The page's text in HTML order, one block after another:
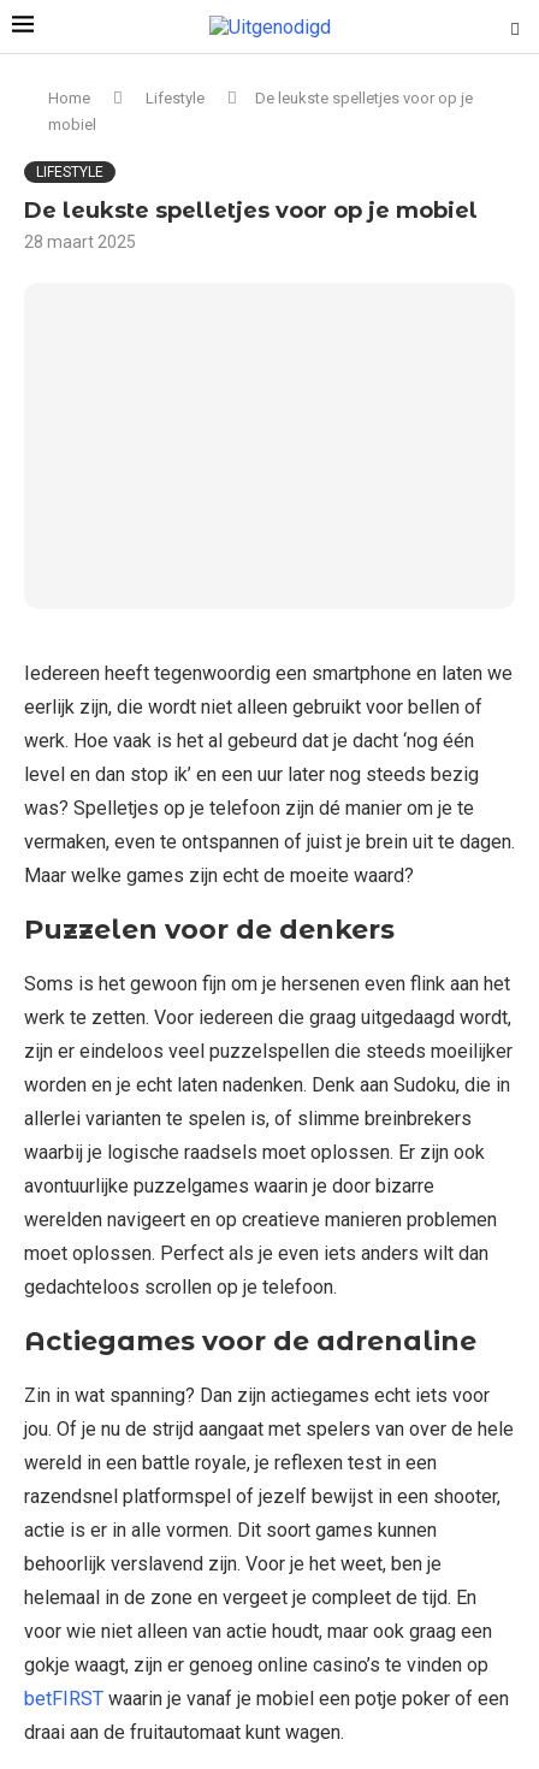
Home Lifestyle
De leukste spelletjes voor op je
mobiel
LIFESTYLE
De leukste spelletjes voor op je mobiel
28 maart 2025
Iedereen heeft tegenwoordig een smartphone en laten we
eerlijk zijn, die wordt niet alleen gebruikt voor bellen of
werk. Hoe vaak is het al gebeurd dat je dacht ‘nog één
level en dan stop ik’ en een uur later nog steeds bezig
was? Spelletjes op je telefoon zijn dé manier om je te
vermaken, even te ontspannen of juist je brein uit te dagen.
Maar welke games zijn echt de moeite waard?
Puzzelen voor de denkers
Soms is het gewoon fijn om je hersenen even flink aan het
werk te zetten. Voor iedereen die graag uitgedaagd wordt,
zijn er eindeloos veel puzzelspellen die steeds moeilijker
worden en je echt laten nadenken. Denk aan Sudoku, die in
allerlei varianten te spelen is, of slimme breinbrekers
waarbij je logische raadsels moet oplossen. Er zijn ook
avontuurlijke puzzelgames waarin je door bizarre
werelden navigeert en op creatieve manieren problemen
moet oplossen. Perfect als je even iets anders wilt dan
gedachteloos scrollen op je telefoon.
Actiegames voor de adrenaline
Zin in wat spanning? Dan zijn actiegames echt iets voor
jou. Of je nu de strijd aangaat met spelers van over de hele
wereld in een battle royale, je reflexen test in een
razendsnel platformspel of jezelf bewijst in een shooter,
actie is er in alle vormen. Dit soort games kunnen
behoorlijk verslavend zijn. Voor je het weet, ben je
helemaal in de zone en vergeet je compleet de tijd. En
voor wie niet alleen van actie houdt, maar ook graag een
gokje waagt, zijn er genoeg online casino’s te vinden op
betFIRST waarin je vanaf je mobiel een potje poker of een
draai aan de fruitautomaat kunt wagen.